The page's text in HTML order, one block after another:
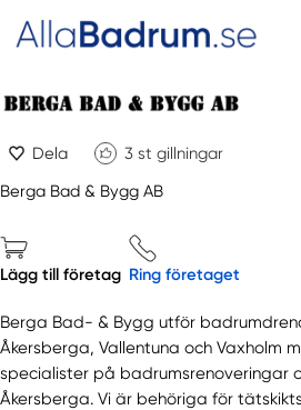
Dela 3 st gillningar
Berga Bad & Bygg AB
Lägg till företag Ring företaget
Berga Bad- & Bygg utför
Åkersberga, Vallentuna och Vaxholm
specialister på badrumsrenoveringar
Åkersberga. Vi är behöriga för